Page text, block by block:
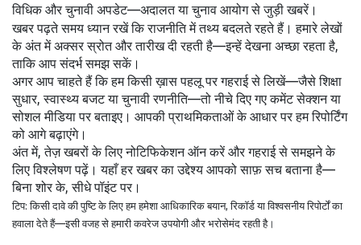
विधिक और चुनावी अपडेट—अदालत या चुनाव आयोग से जुड़ी खबरें।
खबर पढ़ते समय ध्यान रखें कि राजनीति में तथ्य बदलते रहते हैं। हमारे लेखों
के अंत में अक्सर स्रोत और तारीख दी रहती है—इन्हें देखना अच्छा रहता है,
ताकि आप संदर्भ समझ सकें।
अगर आप चाहते हैं कि हम किसी ख़ास पहलू पर गहराई से लिखें—जैसे शिक्षा
सुधार, स्वास्थ्य बजट या चुनावी रणनीति—तो नीचे दिए गए कमेंट सेक्शन या
सोशल मीडिया पर बताइए। आपकी प्राथमिकताओं के आधार पर हम रिपोर्टिंग
को आगे बढ़ाएंगे।
अंत में, तेज़ खबरों के लिए नोटिफिकेशन ऑन करें और गहराई से समझने के
लिए विश्लेषण पढ़ें। यहाँ हर खबर का उद्देश्य आपको साफ़ सच बताना है—
बिना शोर के, सीधे पॉइंट पर।
टिप: किसी दावे की पुष्टि के लिए हम हमेशा आधिकारिक बयान, रिकॉर्ड या विश्वसनीय रिपोर्टों का
हवाला देते हैं—इसी वजह से हमारी कवरेज उपयोगी और भरोसेमंद रहती है।